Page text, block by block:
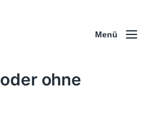
Menü
ohne